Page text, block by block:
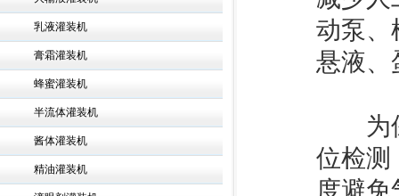
动泵、
悬液、
为保
位检测
度避
乳液灌装机
膏霜灌装机
蜂蜜灌装机
半流体灌装机
酱体灌装机
精油灌装机